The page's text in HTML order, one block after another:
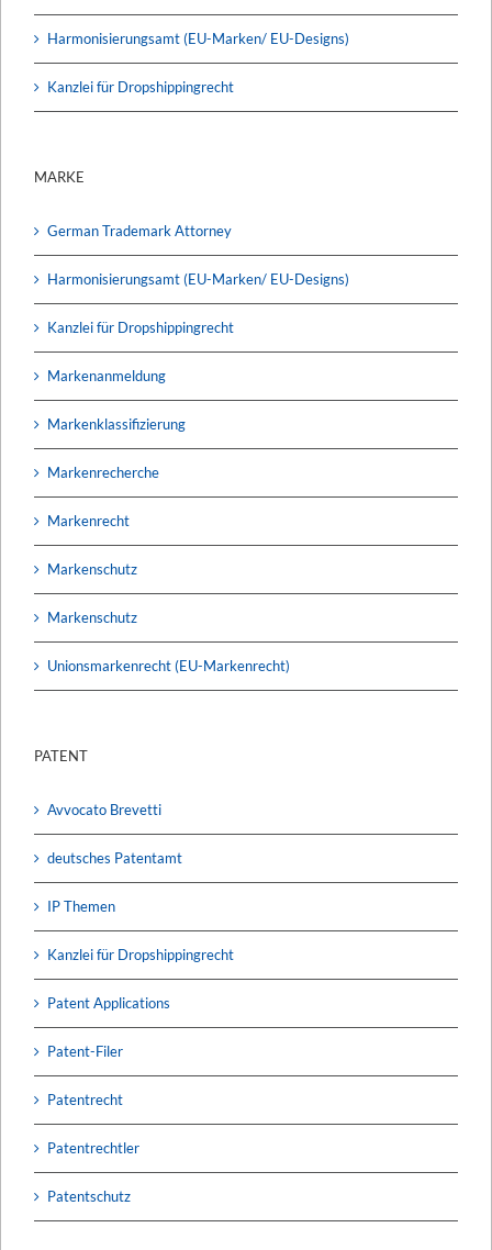
Harmonisierungsamt (EU-Marken/ EU-Designs)
Kanzlei für Dropshippingrecht
MARKE
German Trademark Attorney
Harmonisierungsamt (EU-Marken/ EU-Designs)
Kanzlei für Dropshippingrecht
Markenanmeldung
Markenklassifizierung
Markenrecherche
Markenrecht
Markenschutz
Markenschutz
Unionsmarkenrecht (EU-Markenrecht)
PATENT
Avvocato Brevetti
deutsches Patentamt
IP Themen
Kanzlei für Dropshippingrecht
Patent Applications
Patent-Filer
Patentrecht
Patentrechtler
Patentschutz